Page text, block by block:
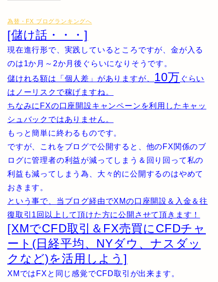
為替・FX ブログランキングへ
[儲け話・・・]
現在進行形で、実践しているところですが、金が入る
のは1か月～2か月後ぐらいになりそうです。
儲けれる額は「個人差」がありますが、 10万 ぐらい
はノーリスクで稼げますね。
ちなみにFXの口座開設キャンペーンを利用したキャッ
シュバックではありません。
もっと簡単に終わるものです。
ですが、これをブログで公開すると、他のFX関係のブ
ログに管理者の利益が減ってしまう＆回り回って私の
利益も減ってしまう為、大々的に公開するのはやめて
おきます。
という事で、当ブログ経由でXMの口座開設＆入金＆往
復取引1回以上して頂けた方に公開させて頂きます！
[XMでCFD取引＆FX売買にCFDチャ
ート(日経平均、NYダウ、ナスダッ
クなど)を活用しよう]
XMではFXと同じ感覚でCFD取引が出来ます。